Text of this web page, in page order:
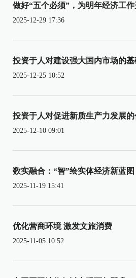
做好“五个必须”，为明年经济工
2025-12-29 17:36
投资于人对建设强大国内市场的
2025-12-25 10:52
投资于人对促进新质生产力发展的
2025-12-10 09:01
数实融合：“智”绘实体经济新蓝图
2025-11-19 15:41
优化营商环境 激发文旅消费
2025-11-05 10:52